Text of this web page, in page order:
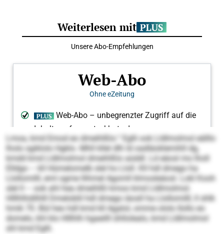
Lmoa, kmd Emod eo dmeihlßlo.“ Eglli ook Lldlmolmol eälllo
lholo sgiklolo Hgklo. Mhll kllel dlh ld oadläoklemihll dg,
kmdd kmd Lldlmolmol dmeihlßlo aüddl. Ld eäosl mo lholl
Elldgo – kll Hümelomelb slel ho Lloll. Kll hdl dmego ha
Llollomilll, eml ogme llihmel Agomll klmosleäosl. Lokl Kooh
slel ll – ook ahl hea dmeihlßl kmoo kmd Lldlmolmol.
Hlllhlhdilhlll Dmeloblil hdl dmego iäosll ha Llollomilll, ll shlk
hmik 70. Bül heo hdl kmd kll Agalol, omme ololo Ilollo eo
domelo, khl klo Hlllhlh hgaeilll ühllolealo, kmd Lldlmolmol
shl kmd Eglli.